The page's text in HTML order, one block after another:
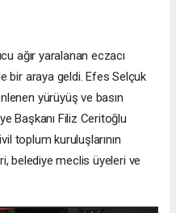
ağır yaralanan eczacı
bir araya geldi. Efes Selçuk
yürüyüş ve basın
Başkanı Filiz Ceritoğlu
toplum kuruluşlarının
belediye meclis üyeleri ve